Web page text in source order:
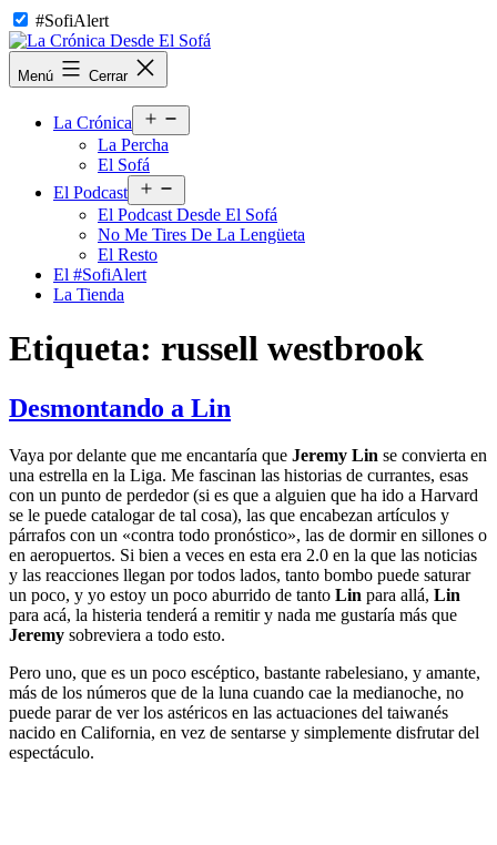
Saltar
al
contenido
#SofiAlert
La
Crónica
Menú Cerrar
La Crónica
el
La Percha
El Sofá
El Podcast
el
menú
El Podcast Desde El Sofá
No Me Tires De La Lengüeta
El Resto
El #SofiAlert
La Tienda
Etiqueta: russell westbrook
Desmontando a Lin
Vaya por delante que me encantaría que Jeremy Lin se convierta en
una estrella en la Liga. Me fascinan las historias de currantes, esas
con un punto de perdedor (si es que a alguien que ha ido a Harvard
se le puede catalogar de tal cosa), las que encabezan artículos y
párrafos con un «contra todo pronóstico», las de dormir en sillones o
en aeropuertos. Si bien a veces en esta era 2.0 en la que las noticias
y las reacciones llegan por todos lados, tanto bombo puede saturar
un poco, y yo estoy un poco aburrido de tanto Lin para allá, Lin
para acá, la histeria tenderá a remitir y nada me gustaría más que
Jeremy sobreviera a todo esto.
Pero uno, que es un poco escéptico, bastante rabelesiano, y amante,
más de los números que de la luna cuando cae la medianoche, no
puede parar de ver los astéricos en las actuaciones del taiwanés
nacido en California, en vez de sentarse y simplemente disfrutar del
espectáculo.